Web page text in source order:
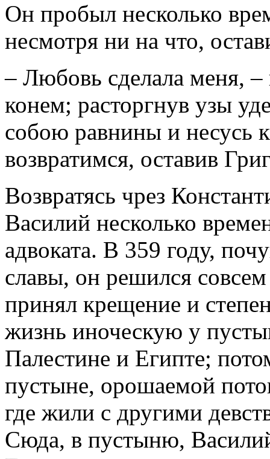
Он пробыл несколько
несмотря ни на что,
– Любовь сделала меня,
конем; расторгнув узы
собою равнины и несусь
возвратимся, оставив
Возвратясь чрез
Василий несколько
адвоката. В 359 году,
славы, он решился
принял крещение и
жизнь иноческую у
Палестине и Египте;
пустыне, орошаемой
где жили с другими
Сюда, в пустыню,